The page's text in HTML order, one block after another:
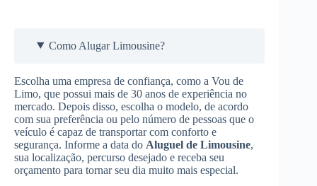
Como Alugar Limousine?
Escolha uma empresa de confiança, como a Vou de
Limo, que possui mais de 30 anos de experiência no
mercado. Depois disso, escolha o modelo, de acordo
com sua preferência ou pelo número de pessoas que o
veículo é capaz de transportar com conforto e
segurança. Informe a data do Aluguel de Limousine,
sua localização, percurso desejado e receba seu
orçamento para tornar seu dia muito mais especial.